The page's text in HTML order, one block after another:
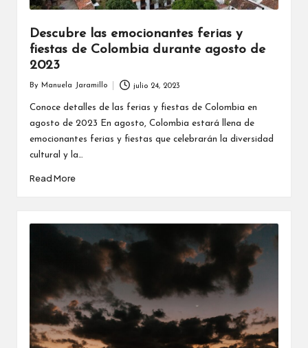
Descubre las emocionantes ferias y
fiestas de Colombia durante agosto de
2023
Posted
By Manuela Jaramillo julio 24, 2023
Conoce detalles de las ferias y fiestas de Colombia en
agosto de 2023 En agosto, Colombia estará llena de
emocionantes ferias y fiestas que celebrarán la diversidad
cultural y la…
Read More